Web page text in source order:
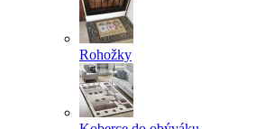
Rohožky